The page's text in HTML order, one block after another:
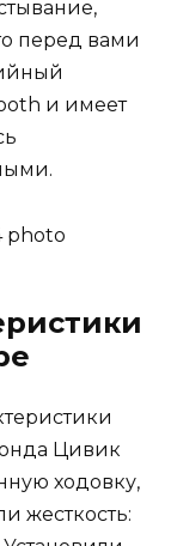
перед вами
и имеет
Цивик
ходовку,
жесткость: